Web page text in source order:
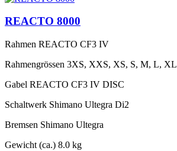
REACTO 8000
Rahmen REACTO CF3 IV
Rahmengrössen 3XS, XXS, XS, S, M, L, XL
Gabel REACTO CF3 IV DISC
Schaltwerk Shimano Ultegra Di2
Bremsen Shimano Ultegra
Gewicht (ca.) 8.0 kg